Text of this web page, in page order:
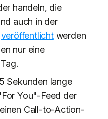
handeln, die
auch in der
veröffentlichtwerden
nur eine
Sekunden lange
You"-Feed der
Call-to-Action-